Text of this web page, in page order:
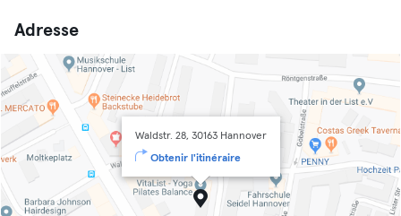
Adresse
Waldstr. 28, 30163 Hannover
Obtenir l'itinéraire